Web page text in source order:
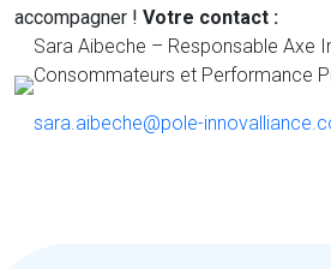
accompagner ! Votre contact :
Sara Aibeche – Responsable Axe
Consommateurs et Performance
sara.aibeche@pole-